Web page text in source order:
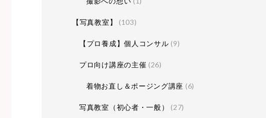
【写真教室】 (103)
【プロ養成】個人コンサル (9)
プロ向け講座の主催 (26)
着物お直し＆ポージング講座 (6)
写真教室（初心者・一般） (27)